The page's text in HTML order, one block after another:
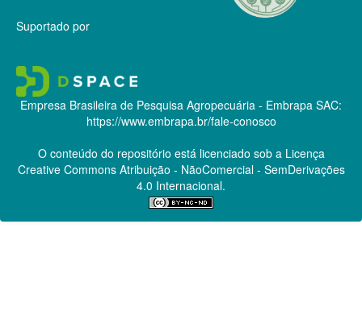
Suportado por
Empresa Brasileira de Pesquisa Agropecuária - Embrapa SAC:
https://www.embrapa.br/fale-conosco
O conteúdo do repositório está licenciado sob a Licença
Creative CommonsAtribuição - NãoComercial - SemDerivações
4.0 Internacional.